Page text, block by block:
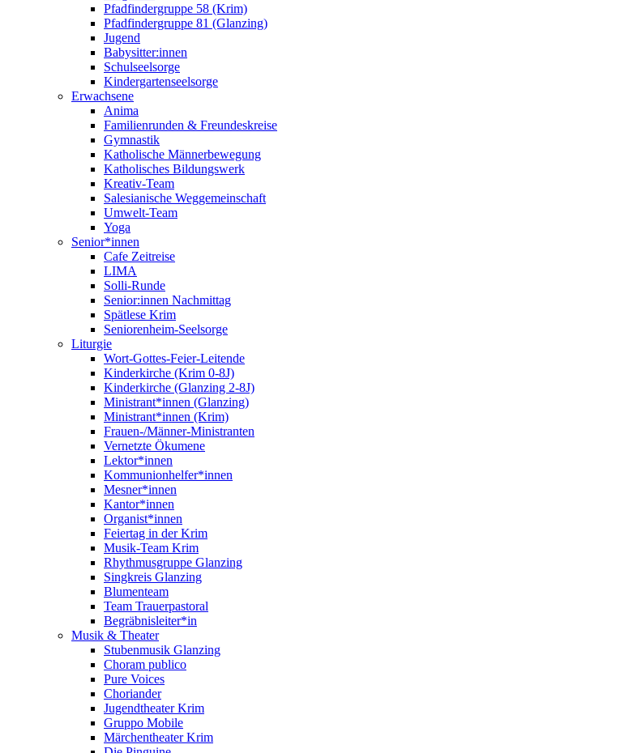
Pfadfindergruppe 58 (Krim)
Pfadfindergruppe 81 (Glanzing)
Jugend
Babysitter:innen
Schulseelsorge
Kindergartenseelsorge
Erwachsene
Anima
Familienrunden & Freundeskreise
Gymnastik
Katholische Männerbewegung
Katholisches Bildungswerk
Kreativ-Team
Salesianische Weggemeinschaft
Umwelt-Team
Yoga
Senior*innen
Cafe Zeitreise
LIMA
Solli-Runde
Senior:innen Nachmittag
Spätlese Krim
Seniorenheim-Seelsorge
Liturgie
Wort-Gottes-Feier-Leitende
Kinderkirche (Krim 0-8J)
Kinderkirche (Glanzing 2-8J)
Ministrant*innen (Glanzing)
Ministrant*innen (Krim)
Frauen-/Männer-Ministranten
Vernetzte Ökumene
Lektor*innen
Kommunionhelfer*innen
Mesner*innen
Kantor*innen
Organist*innen
Feiertag in der Krim
Musik-Team Krim
Rhythmusgruppe Glanzing
Singkreis Glanzing
Blumenteam
Team Trauerpastoral
Begräbnisleiter*in
Musik & Theater
Stubenmusik Glanzing
Choram publico
Pure Voices
Choriander
Jugendtheater Krim
Gruppo Mobile
Märchentheater Krim